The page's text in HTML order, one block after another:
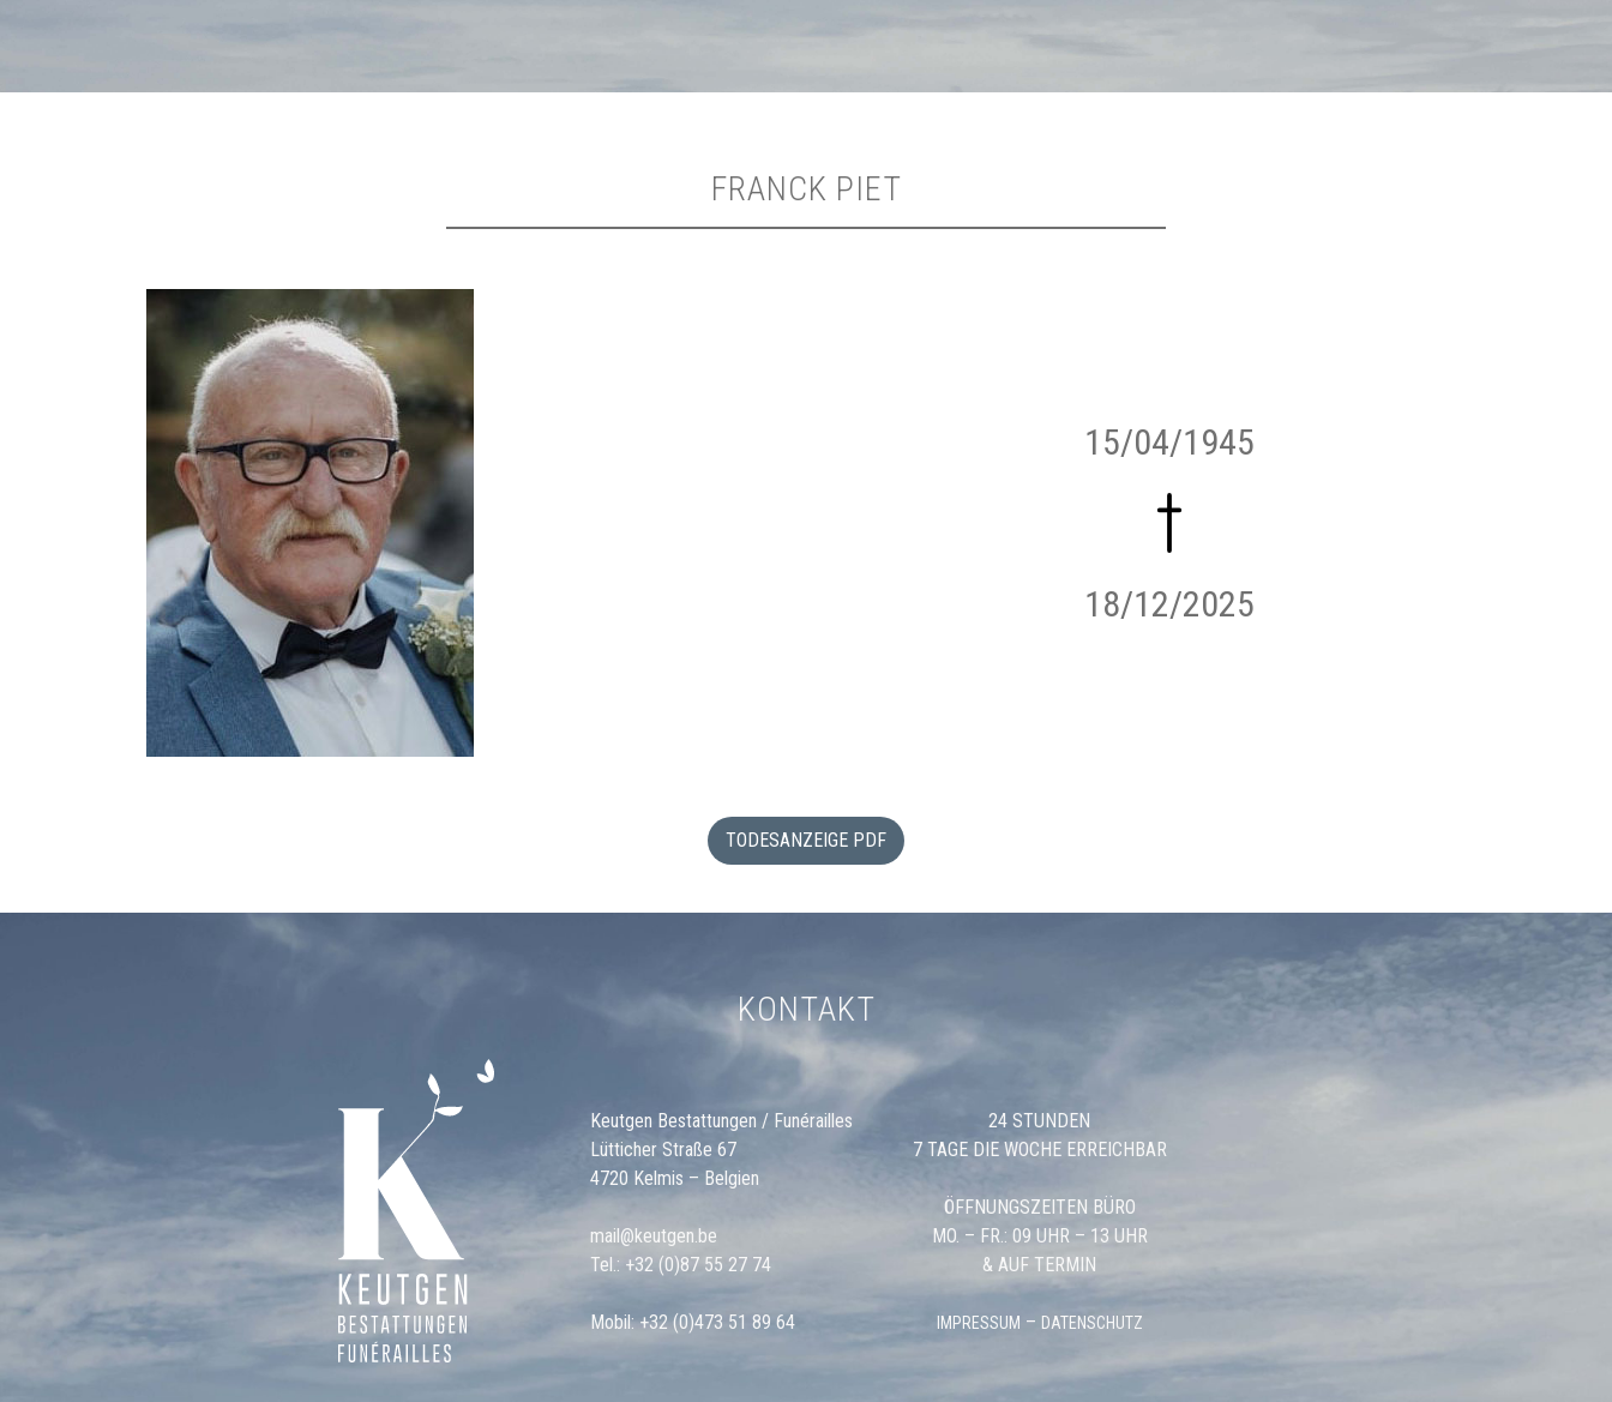
FRANCK PIET
15/04/1945
18/12/2025
TODESANZEIGE PDF
KONTAKT
Keutgen Bestattungen / Funérailles
Lütticher Straße 67
4720 Kelmis – Belgien
mail@keutgen.be
Tel.: +32 (0)87 55 27 74
Mobil:+32 (0)473 51 89 64
24 STUNDEN
7 TAGE DIE WOCHE ERREICHBAR
ÖFFNUNGSZEITEN BÜRO
MO. – FR.: 09 UHR – 13 UHR
& AUF TERMIN
IMPRESSUM – DATENSCHUTZ